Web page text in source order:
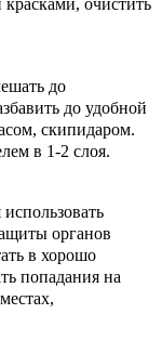
очистить
до
до удобной
скипидаром.
в 1-2 слоя.
органов
в хорошо
попадания на